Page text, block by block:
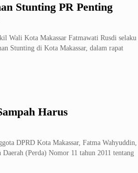
Stunting PR Penting
Wali Kota Makassar Fatmawati Rusdi selaku
Stunting di Kota Makassar, dalam rapat
Harus
DPRD Kota Makassar, Fatma Wahyuddin,
Daerah (Perda) Nomor 11 tahun 2011 tentang